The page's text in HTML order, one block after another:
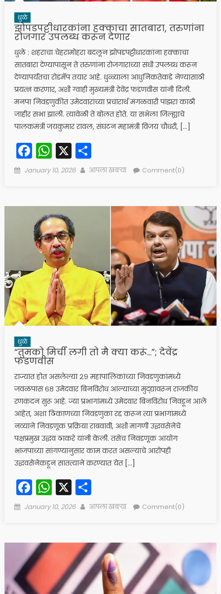
धुळे
झोपडपट्टीधारकांना हक्काचा सातबारा, तरुणांना
रोजगार उपलब्ध करून देणार
धुळे : शहराचा चेहरामोहरा बदलून झोपडपट्टीधारकांना हक्काचा
सातबारा देण्यापासून ते तरुणांना रोजगाराच्या संधी उपलब्ध करून
देण्यापर्यंतचा रोडमॅप तयार आहे. धुळ्याला आधुनिकतेकडे नेण्यासाठी
प्रयत्न करणार, अशी ग्वाही मुख्यमंत्री देवेंद्र फडणवीस यांनी दिली.
मनपा निवडणुकीत उमेदवारांच्या प्रचारार्थ मंगळवारी पांझरा काठी
जाहीर सभा झाली. त्यावेळी ते बोलत होते. या सभेला जिल्ह्याचे
पालकमंत्री जयकुमार रावल, संघटन महामंत्री विजय चौधरी, […]
Facebook
WhatsApp
X Share
Posted
January 10, 2026 Author
आपला खबऱ्या Comment(0)
धुळे
“तुमको मिर्ची लगी तो मै क्या करूं…”; देवेंद्र
फडणवीस
राज्यात होत असलेल्या २९ महापालिकांच्या निवडणुकांमध्ये
जवळपास ६८ उमेदवार बिनविरोध आल्याच्या मुद्द्यावरून राजकीय
रणकंदन सुरू आहे. ज्या प्रभागांमध्ये उमेदवार बिनविरोध निवडून आले
आहेत, अशा ठिकाणच्या निवडणुका रद्द करून त्या प्रभागांमध्ये
नव्याने निवडणूक प्रक्रिया राबवावी, अशी मागणी उद्धवसेनेचे
पक्षप्रमुख उद्धव ठाकरे यांनी केली. तसेच निवडणूक आयोग
भाजपाच्या सांगण्यानुसार काम करत असल्याचे आरोपही
उद्धवसेनेकडून सातत्याने करण्यात येत […]
Facebook
WhatsApp
X Share
Posted
January 10, 2026 Author
आपला खबऱ्या Comment(0)